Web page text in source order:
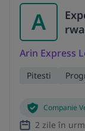
A
Arin Express
Pitesti
Companie
2 zile în